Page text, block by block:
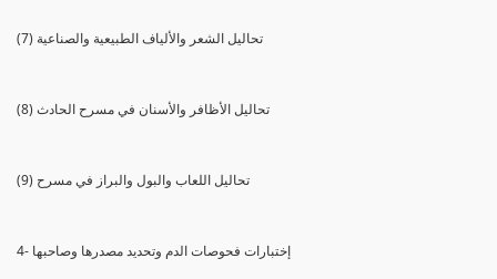
(7) تحاليل الشعر والألياف الطبيعية والصناعية
(8) تحاليل الأظافر والأسنان في مسرح الحادث
(9) تحاليل اللعاب والبول والبراز في مسرح
4- إختبارات فحوصات الدم وتحديد مصدرها وصاحبها